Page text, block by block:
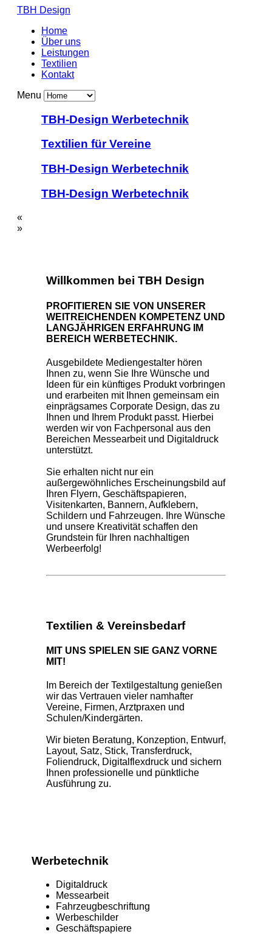
TBH Design
Home
Über uns
Leistungen
Textilien
Kontakt
Menu
TBH-Design Werbetechnik
Textilien für Vereine
TBH-Design Werbetechnik
TBH-Design Werbetechnik
«
»
Willkommen bei TBH Design
PROFITIEREN SIE VON UNSERER
WEITREICHENDEN KOMPETENZ UND
LANGJÄHRIGEN ERFAHRUNG IM
BEREICH WERBETECHNIK.
Ausgebildete Mediengestalter hören
Ihnen zu, wenn Sie Ihre Wünsche und
Ideen für ein künftiges Produkt vorbringen
und erarbeiten mit Ihnen gemeinsam ein
einprägsames Corporate Design, das zu
Ihnen und Ihrem Produkt passt. Hierbei
werden wir von Fachpersonal aus den
Bereichen Messearbeit und Digitaldruck
unterstützt.
Sie erhalten nicht nur ein
außergewöhnliches Erscheinungsbild auf
Ihren Flyern, Geschäftspapieren,
Visitenkarten, Bannern, Aufklebern,
Schildern und Fahrzeugen. Ihre Wünsche
und unsere Kreativität schaffen den
Grundstein für Ihren nachhaltigen
Werbeerfolg!
Textilien & Vereinsbedarf
MIT UNS SPIELEN SIE GANZ VORNE
MIT!
Im Bereich der Textilgestaltung genießen
wir das Vertrauen vieler namhafter
Vereine, Firmen, Arztpraxen und
Schulen/Kindergärten.
Wir bieten Beratung, Konzeption, Entwurf,
Layout, Satz, Stick, Transferdruck,
Foliendruck, Digitalflexdruck und sichern
Ihnen professionelle und pünktliche
Ausführung zu.
Werbetechnik
Digitaldruck
Messearbeit
Fahrzeugbeschriftung
Werbeschilder
Geschäftspapiere